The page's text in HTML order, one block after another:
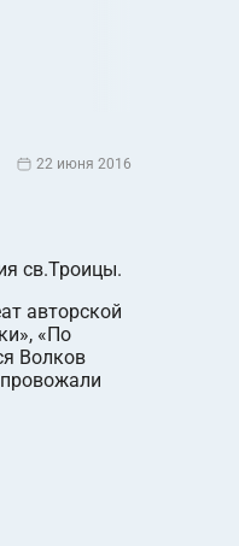
22 июня 2016
св.Троицы.
авторской
«По
Волков